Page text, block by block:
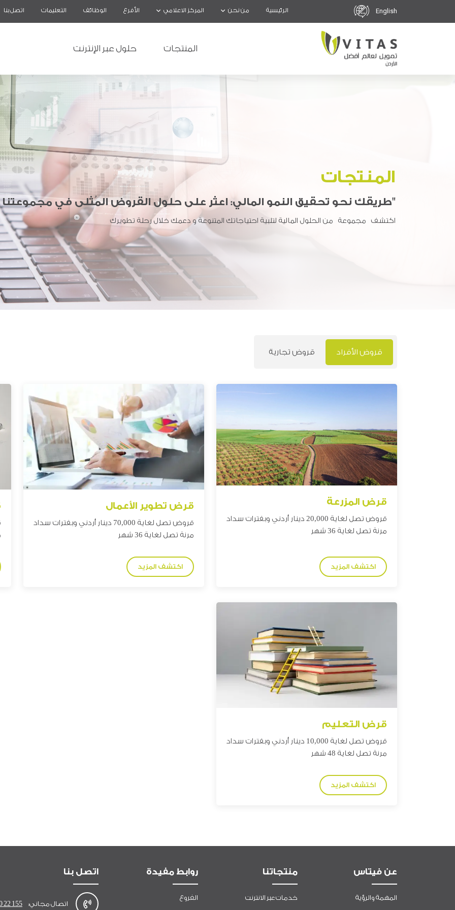
English الرئيسية من نحن المركز الاعلامي الأفرع الوظائف التعليمات اتصل بنا
المنتجات حلول عبر الإنترنت
المنتجات
"طريقك نحو تحقيق النمو المالي: اعثر على حلول القروض المُثلى في مجموعتنا
اكتشف مجموعة من الحلول المالية لتلبية احتياجاتك المتنوعةو دعمك خلال رحلة تطويرك
قروض الأفراد قروض تجارية
قرض المزرعة
قروض تصل لغاية 2 0,000 دينار
أردني وبفترات سداد
مرنة تصل لغاية 36 شهر
اكتشف المزيد
قرض تطوير الأعمال
قروض تصل لغاية 70,000 دينار أردني وبفترات سداد
مرنة تصل لغاية 36 شهر
اكتشف المزيد
قرض التعليم
قروض تصل لغاية 10,000 دينار أردني وبفترات سداد
مرنة تصل لغاية 48 شهر
اكتشف المزيد
عن فيتاس
المهمة والرؤية
منتجاتنا
خدمات عبر الانترنت
روابط مفيدة
الفروع
اتصل بنا
اتصال مجاني: 22 155